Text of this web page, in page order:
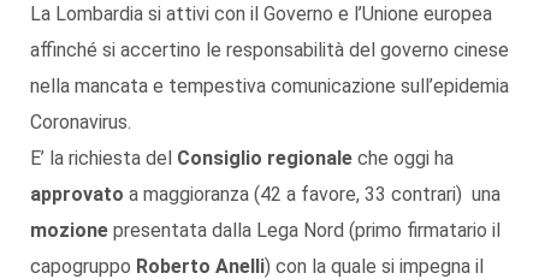
La Lombardia si attivi con il Governo e l’Unione europea
affinché si accertino le responsabilità del governo cinese
nella mancata e tempestiva comunicazione sull’epidemia
Coronavirus.
E’ la richiesta del Consiglio regionale che oggi ha
approvato a maggioranza (42 a favore, 33 contrari) una
mozione presentata dalla Lega Nord (primo firmatario il
capogruppo Roberto Anelli) con la quale si impegna il